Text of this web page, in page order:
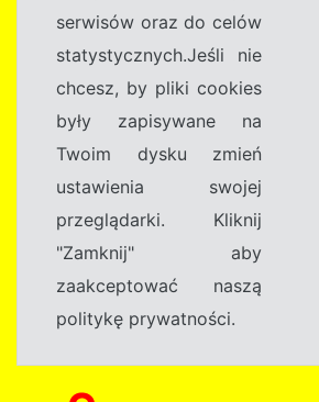
serwisów oraz do celów
statystycznych.Jeśli nie
chcesz, by pliki cookies
były zapisywane na
Twoim dysku zmień
ustawienia swojej
przeglądarki. Kliknij
"Zamknij" aby
zaakceptować naszą
politykę prywatności.